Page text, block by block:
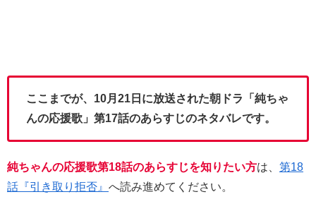
ここまでが、10月21日に放送された朝ドラ「純ちゃ
んの応援歌」第17話のあらすじのネタバレです。
純ちゃんの応援歌第18話のあらすじを知りたい方は、 第18
話『引き取り拒否』 へ読み進めてください。